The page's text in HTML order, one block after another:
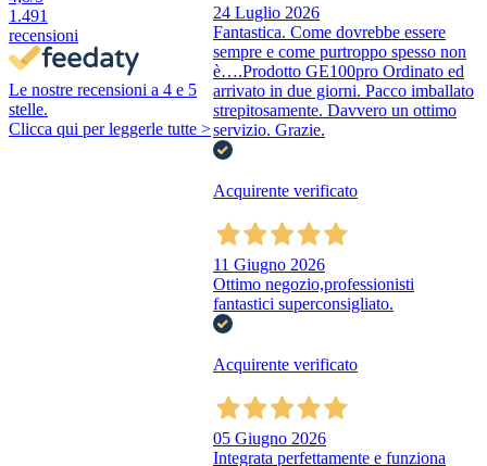
1.491
recensioni
Le nostre recensioni a 4 e 5
stelle.
Clicca qui per leggerle tutte >
24 Luglio 2026
Fantastica. Come dovrebbe essere
sempre e come purtroppo spesso non
è….Prodotto GE100pro Ordinato ed
arrivato in due giorni. Pacco imballato
strepitosamente. Davvero un ottimo
servizio. Grazie.
Acquirente verificato
11 Giugno 2026
Ottimo negozio,professionisti
fantastici superconsigliato.
Acquirente verificato
05 Giugno 2026
Integrata perfettamente e funziona